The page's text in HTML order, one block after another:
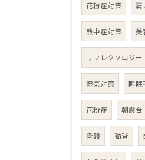
花粉症対策 肩
熱中症対策 美
リフレクソロジー
湿気対策 睡眠
花粉症 朝霞台
骨盤 猫背